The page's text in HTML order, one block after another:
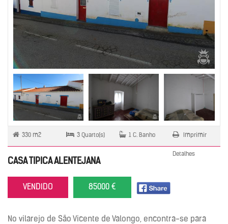
330 m2 3 Quarto(s) 1 C. Banho Imprimir
Detalhes
CASA TIPICA ALENTEJANA
VENDIDO 85000 €
No vilarejo de São Vicente de Valongo, encontra-se para